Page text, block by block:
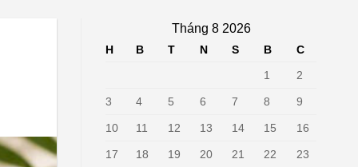
Tháng 8 2026
H B T N S B
C
1
2
3 4 5 6 7 8 9
10 11 12 13 14 15 16
17 18 19 20 21 22 23